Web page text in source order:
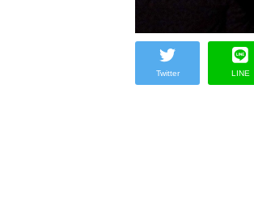
Twitter LINE